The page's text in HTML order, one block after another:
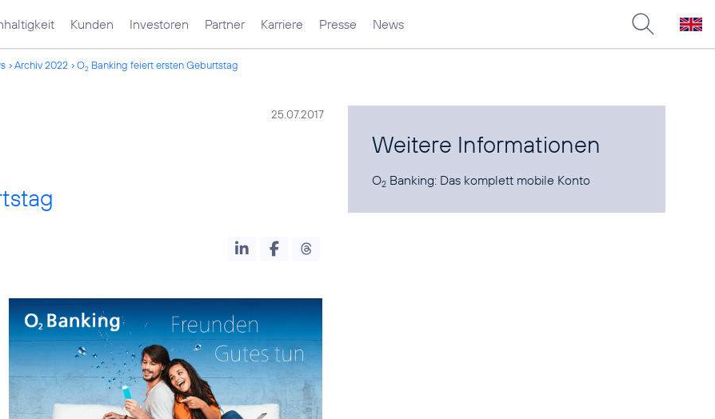
Kunden Investoren Partner Karriere Presse News
Archiv 2022 O2 Banking feiert ersten Geburtstag
25.07.2017
Weitere Informationen
O2 Banking: Das komplett mobile Konto